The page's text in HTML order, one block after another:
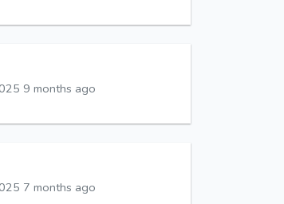
9 months ago
7 months ago